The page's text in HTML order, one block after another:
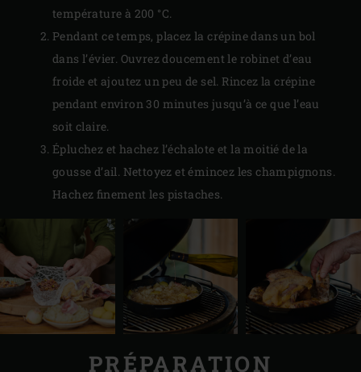
température à 200 °C.
Pendant ce temps, placez la crépine dans un bol
dans l’évier. Ouvrez doucement le robinet d’eau
froide et ajoutez un peu de sel. Rincez la crépine
pendant environ 30 minutes jusqu’à ce que l’eau
soit claire.
Épluchez et hachez l’échalote et la moitié de la
gousse d’ail. Nettoyez et émincez les champignons.
Hachez finement les pistaches.
PRÉPARATION